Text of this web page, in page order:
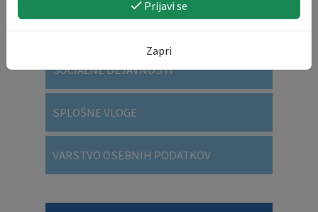
DRUŽBENE DEJAVNOSTI
SOCIALNE DEJAVNOSTI
SPLOŠNE VLOGE
VARSTVO OSEBNIH PODATKOV
Prijavi se
Zapri